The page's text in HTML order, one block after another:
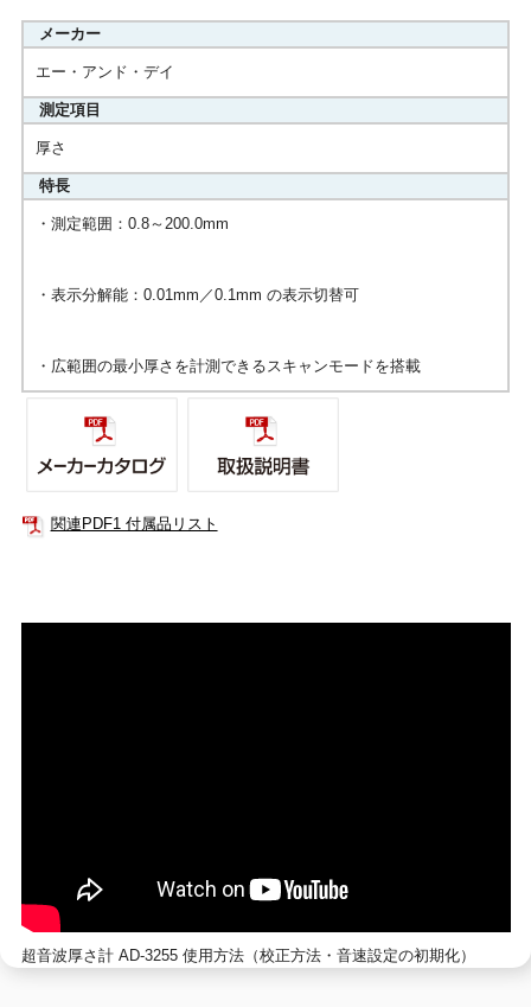
メーカー
エー・アンド・デイ
測定項目
厚さ
特長
・測定範囲：0.8～200.0mm
・表示分解能：0.01mm／0.1mm の表示切替可
・広範囲の最小厚さを計測できるスキャンモードを搭載
関連PDF1 付属品リスト
超音波厚さ計 AD-3255 使用方法（校正方法・音速設定の初期化）